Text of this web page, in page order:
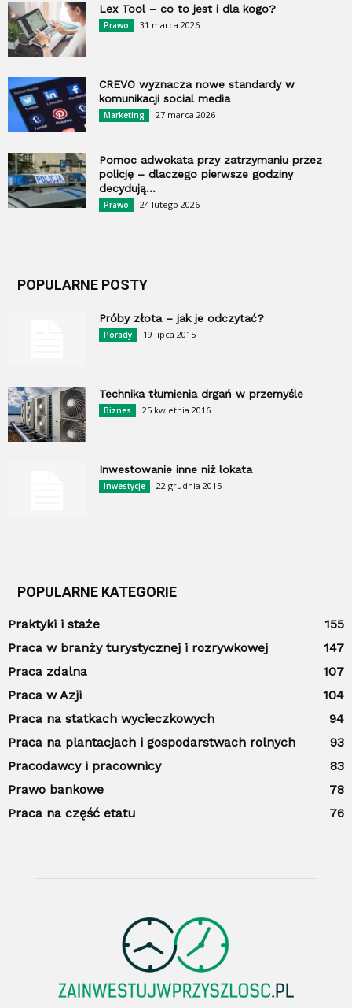
Lex Tool – co to jest i dla kogo?
Prawo 31 marca 2026
CREVO wyznacza nowe standardy w
komunikacji social media
Marketing 27 marca 2026
Pomoc adwokata przy zatrzymaniu przez
policję – dlaczego pierwsze godziny
decydują...
Prawo 24 lutego 2026
POPULARNE POSTY
Próby złota – jak je odczytać?
Porady 19 lipca 2015
Technika tłumienia drgań w przemyśle
Biznes 25 kwietnia 2016
Inwestowanie inne niż lokata
Inwestycje 22 grudnia 2015
POPULARNE KATEGORIE
Praktyki i staże
155
Praca w branży turystycznej i rozrywkowej
147
Praca zdalna
107
Praca w Azji
104
Praca na statkach wycieczkowych
94
Praca na plantacjach i gospodarstwach rolnych
93
Pracodawcy i pracownicy
83
Prawo bankowe
78
Praca na część etatu
76